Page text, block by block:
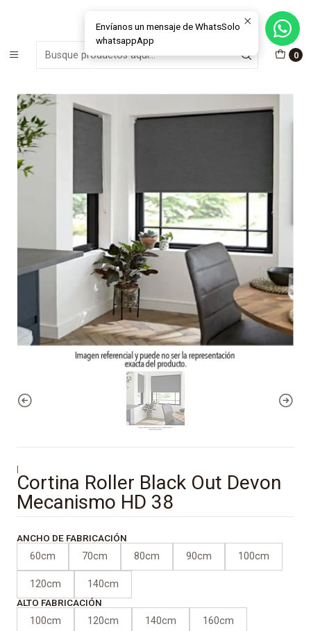
0
MÁS DE 15 AÑOS FABRICANDO E INSTALANDO SOLUCIONES DE
CRISTAL Y VENTANAS
Inicio Cortinas Roller
Cortina Roller Black Out Devon Mecanismo HD 38
|
Cortina Roller Black Out Devon
Mecanismo HD 38
ANCHO DE FABRICACIÓN
60cm 70cm 80cm 90cm 100cm
120cm 140cm
ALTO FABRICACIÓN
100cm 120cm 140cm 160cm
Envíanos un mensaje de WhatsSolo
whatsappApp